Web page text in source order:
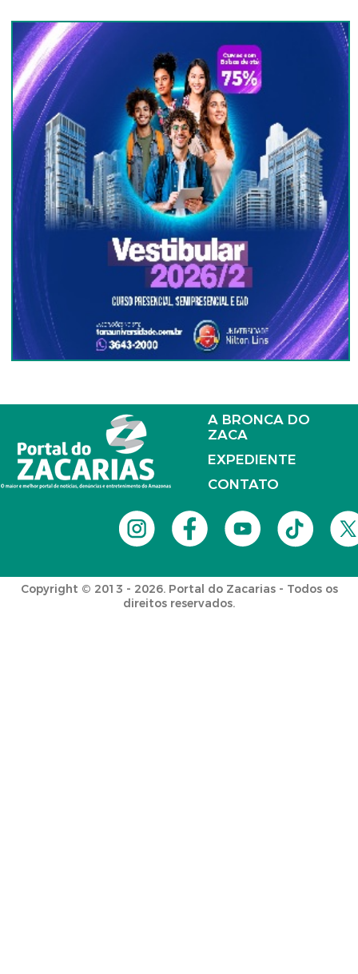
A BRONCA DO
ZACA
EXPEDIENTE
CONTATO
Copyright © 2013 - 2026. Portal do Zacarias - Todos os
direitos reservados.